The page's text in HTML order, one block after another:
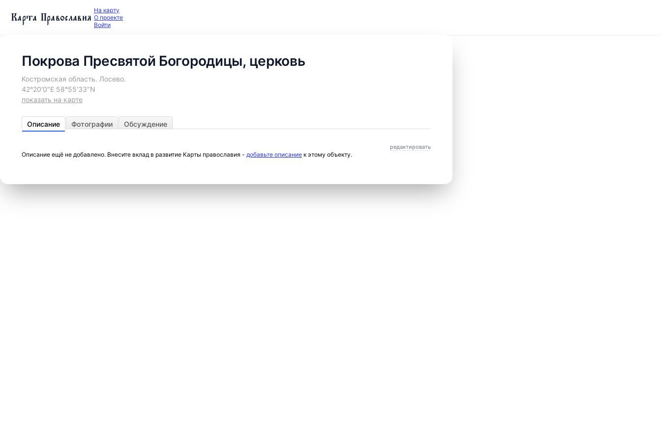
Карта Православия На карту
О проекте
Войти
Покрова Пресвятой Богородицы, церковь
Костромская область. Лосево.
42°20′0″E 58°55′33″N
показать на карте
Описание Фотографии Обсуждение
редактировать
Описание ещё не добавлено. Внесите вклад в развитие Карты православия - добавьте описание к этому объекту.